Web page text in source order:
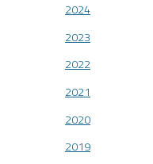
2024
2023
2022
2021
2020
2019